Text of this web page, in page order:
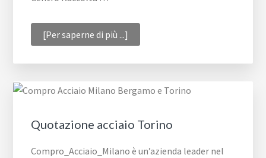
[Per saperne di più ...]
Raccolta
Acciaio
Quotazione acciaio Torino
Compro_Acciaio_Milano è un’azienda leader nel